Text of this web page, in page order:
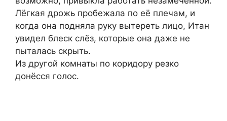
Лёгкая дрожь пробежала по её плечам, и
когда она подняла руку вытереть лицо, Итан
увидел блеск слёз, которые она даже не
пыталась скрыть.
Из другой комнаты по коридору резко
донёсся голос.